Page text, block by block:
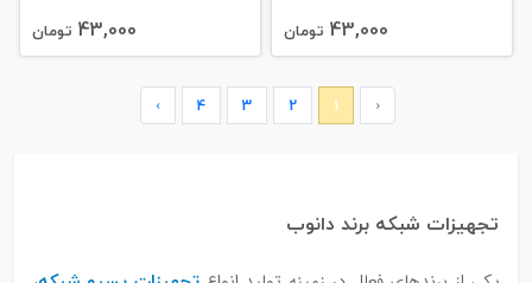
43,000 تومان 43,000 تومان
‹
1
2
3
4
›
تجهیزات شبکه برند دانوب